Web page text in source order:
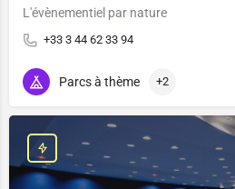
L'évènementiel par nature
+33 3 44 62 33 94
Parcs à thème +2